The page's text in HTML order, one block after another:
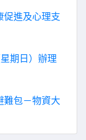
促進及心理支
期日）辦理
難包－物資大